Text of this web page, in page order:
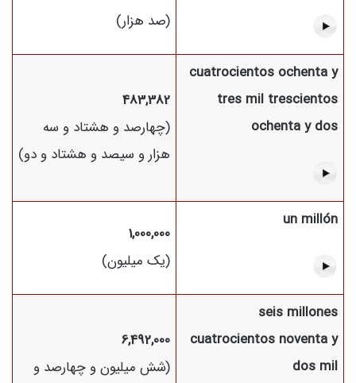
(صد هزار)
cuatrocientos ochenta y
tres mil trescientos
ochenta y dos
483,382
(چهارصد و هشتاد و سه
هزار و سیصد و هشتاد و دو)
un millón
1,000,000
(یک میلیون)
seis millones
cuatrocientos noventa y
dos mil
6,492,000
(شش میلیون و چهارصد و